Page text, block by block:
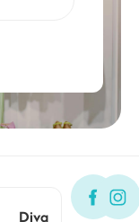
Diva